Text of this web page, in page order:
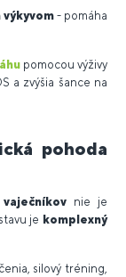
- pomáha
pomocou výživy
a zvýšia šance na
pohoda
nie je
je komplexný
silový tréning,